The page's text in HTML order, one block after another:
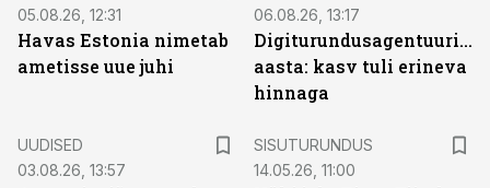
05.08.26, 12:31
Havas Estonia nimetab
ametisse uue juhi
06.08.26, 13:17
Digiturundusagentuuride
aasta: kasv tuli erineva
hinnaga
UUDISED
03.08.26, 13:57
SISUTURUNDUS
14.05.26, 11:00